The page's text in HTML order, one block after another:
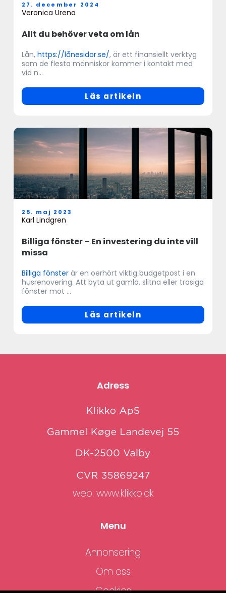
Allt du behöver veta om lån
27. december 2024
Veronica Urena
Lån, https://lånesidor.se/, är ett finansiellt verktyg
som de flesta människor kommer i kontakt med
vid n...
Läs artikeln
Billiga fönster – En investering du inte vill
missa
25. maj 2023
Karl Lindgren
Billiga fönster är en oerhört viktig budgetpost i en
husrenovering. Att byta ut gamla, slitna eller trasiga
fönster mot ...
Läs artikeln
Adress
web: www.klikko.dk
Menu
Annonsering
Om oss